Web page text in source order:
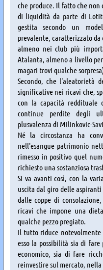
che produce. Il fatto che
di liquidità da parte di
gestita secondo un
prevalente, caratterizzato
almeno nei club più
Atalanta, almeno a livello
magari trovi qualche
Secondo, che l'aleatorietà
significative nei ricavi che,
con la capacità reddituale
continue perdite degli
plusvalenza di Milinkovic-
Né la circostanza ha
nell'esangue patrimonio
rimesso in positivo quel
richiesto una sostanziosa
Si va avanti così, con la
uscita dal giro delle
dalle coppe di
ricavi che impone una
qualche pezzo pregiato.
Il tutto riduce
esso la possibilità sia di
economico, sia di fare
reinvestire sul mercato,